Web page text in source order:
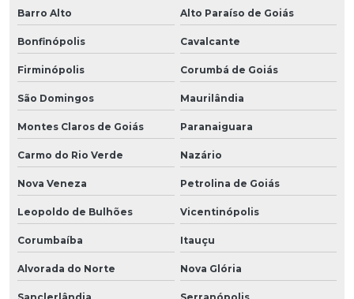
Barro Alto Alto Paraíso de Goiás
Bonfinópolis Cavalcante
Firminópolis Corumbá de Goiás
São Domingos Maurilândia
Montes Claros de Goiás Paranaiguara
Carmo do Rio Verde Nazário
Nova Veneza Petrolina de Goiás
Leopoldo de Bulhões Vicentinópolis
Corumbaíba Itauçu
Alvorada do Norte Nova Glória